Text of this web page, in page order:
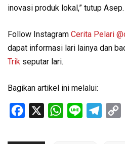
inovasi produk lokal,” tutup Asep.
Follow Instagram Cerita Pelari
dapat informasi lari lainya dan
Trik seputar lari.
Bagikan artikel ini melalui:
Facebook WhatsApp
Line